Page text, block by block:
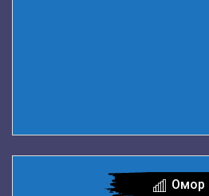
Омор